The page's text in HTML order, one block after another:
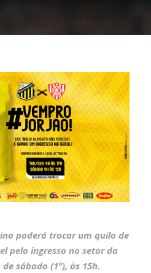
poderá trocar um quilo de
pelo ingresso no setor da
sábado (1º), às 15h.